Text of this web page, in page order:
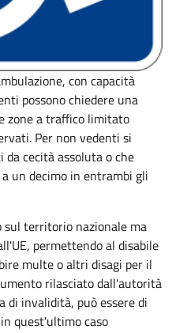
con capacità
possono chiedere una
zone a traffico limitato
Per non vedenti si
cecità assoluta o che
un decimo in entrambi gli
sul territorio nazionale ma
permettendo al disabile
multe o altri disagi per il
rilasciato dall'autorità
di invalidità, può essere di
quest'ultimo caso